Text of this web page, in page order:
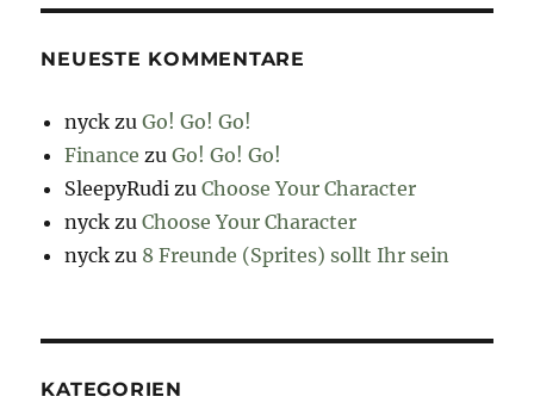
NEUESTE KOMMENTARE
nyck zuGo! Go! Go!
Finance zuGo! Go! Go!
SleepyRudi zuChoose Your Character
nyck zuChoose Your Character
nyck zu 8 Freunde (Sprites) sollt Ihr sein
KATEGORIEN